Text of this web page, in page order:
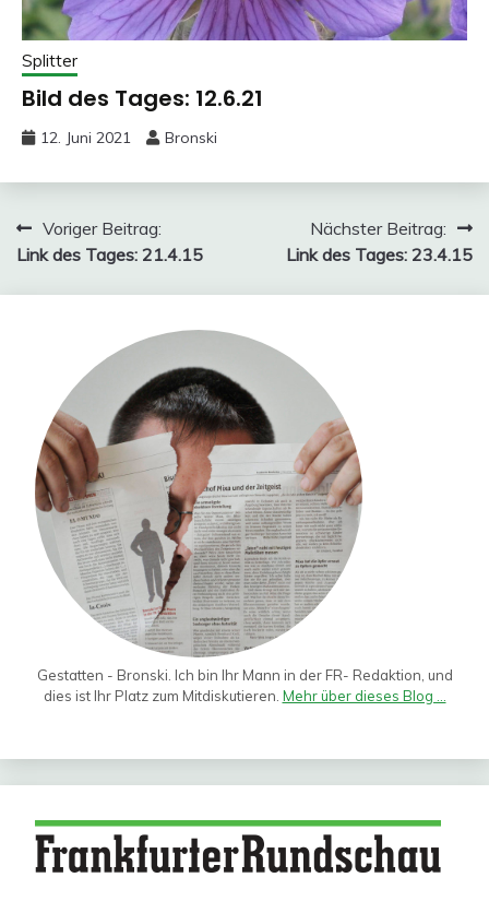
Splitter
Bild des Tages: 12.6.21
12. Juni 2021 Bronski
Beitragsnavigation
Voriger Beitrag:
Link des Tages: 21.4.15
Nächster Beitrag:
Link des Tages: 23.4.15
Gestatten - Bronski. Ich bin Ihr Mann in der FR- Redaktion, und
dies ist Ihr Platz zum Mitdiskutieren. Mehr über dieses Blog ...